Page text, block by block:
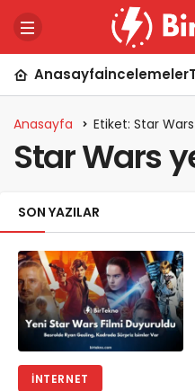
Anasayfaİncelemeler
Anasayfa Etiket: Star
Star Wars
SON YAZILAR
İNTERNET